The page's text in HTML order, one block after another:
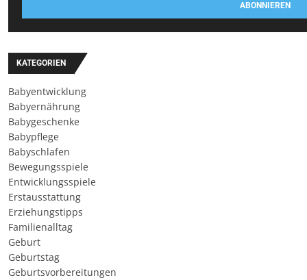
ABONNIEREN
KATEGORIEN
Babyentwicklung
Babyernährung
Babygeschenke
Babypflege
Babyschlafen
Bewegungsspiele
Entwicklungsspiele
Erstausstattung
Erziehungstipps
Familienalltag
Geburt
Geburtstag
Geburtsvorbereitungen